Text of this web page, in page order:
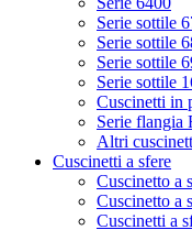
Serie sottile
Serie sottile
Serie sottile
Serie sottile
Cuscinetti in
Serie flangia
Altri
Cuscinetti a sfere
Cuscinetto a
Cuscinetto a
Cuscinetti a